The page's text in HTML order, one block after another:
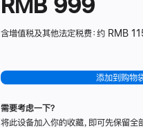
RMB 999
含增值税及其他法定税费：约 RMB
添加到购物
需要考虑一下？
将此设备加入你的收藏，即可先保留全